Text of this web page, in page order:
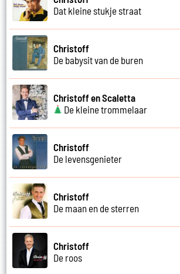
Dat kleine stukje straat
Christoff
De babysit van de buren
Christoff en Scaletta
De kleine trommelaar
Christoff
De levensgenieter
Christoff
De maan en de sterren
Christoff
De roos